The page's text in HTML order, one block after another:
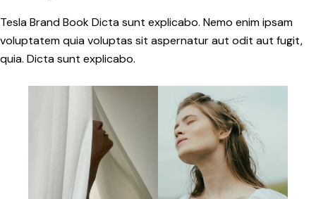
Tesla Brand Book Dicta sunt explicabo. Nemo enim ipsam
voluptatem quia voluptas sit aspernatur aut odit aut fugit,
quia. Dicta sunt explicabo.